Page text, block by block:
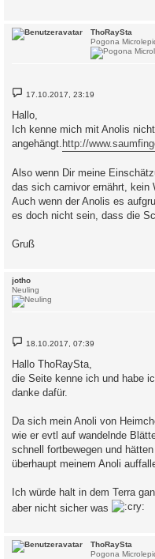
ThoRaySta
Pogona
B
e
i
t
r
g
17.10.2017, 23:19
Hallo,
Ich kenne mich mit Anolis
angehängt. http://
Also wenn Dir meine
das sich carnivor ernährt, kein
Auch wenn der Anolis es
es doch nicht sein, dass die
Gruß
jotho
Neuling
B
e
i
t
r
g
18.10.2017, 07:39
Hallo ThoRaySta,
die Seite kenne ich und habe
danke dafür.
Da sich mein Anoli von
wie er evtl auf wandelnde
schnell fortbewegen und
überhaupt meinem Anoli
Ich würde halt in dem Terra
aber nicht sicher was
ThoRaySta
Pogona